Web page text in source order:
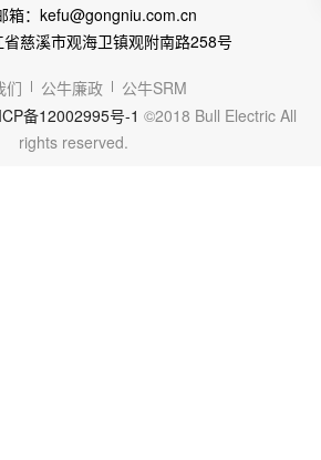
箱：kefu@gongniu.com.cn
慈溪市观海卫镇观附南路258号
们 公牛廉政
公牛SRM
备12002995号-1 ©2018 Bull Electric All
rights reserved.